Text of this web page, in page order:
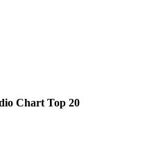
Chart Top 20